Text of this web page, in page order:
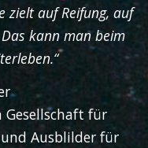
zielt auf Reifung, auf
kann man beim
Gesellschaft für
und Ausblilder für